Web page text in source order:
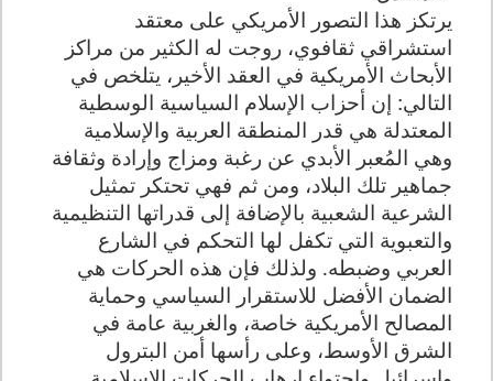
يرتكز هذا التصور الأمريكي على معتقد
استشراقي ثقافوي، روجت له الكثير من مراكز
الأبحاث الأمريكية في العقد الأخير، يتلخص في
التالي: إن أحزاب الإسلام السياسية الوسطية
المعتدلة هي قدر المنطقة العربية والإسلامية
وهي المُعبر الأبدي عن رغبة ومزاج وإرادة وثقافة
جماهير تلك البلاد، ومن ثم فهي تحتكر تمثيل
الشرعية الشعبية بالإضافة إلى قدراتها التنظيمية
والتعبوية التي تكفل لها التحكم في الشارع
العربي وضبطه. ولذلك فإن هذه الحركات هي
الضمان الأفضل للاستقرار السياسي وحماية
المصالح الأمريكية خاصة، والغربية عامة في
الشرق الأوسط، وعلى رأسها أمن البترول